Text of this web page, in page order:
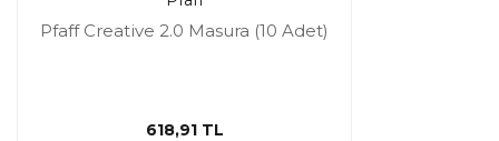
Pfaff Creative 2.0 Masura (10 Adet)
618,91 TL